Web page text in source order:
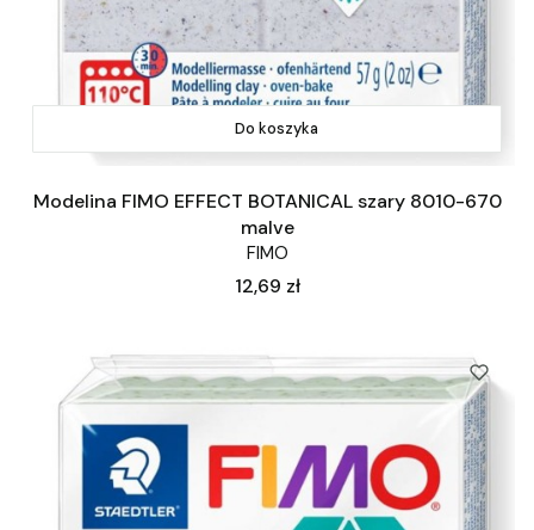
Do koszyka
Modelina FIMO EFFECT BOTANICAL szary 8010-670
malve
FIMO
Cena
12,69 zł